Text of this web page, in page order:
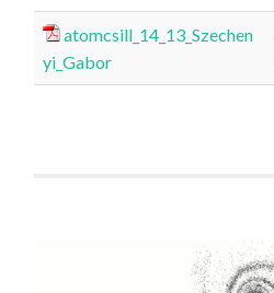
atomcsill_14_13_Szechen
yi_Gabor